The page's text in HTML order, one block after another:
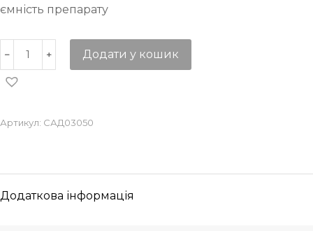
ємність препарату
Додати у кошик
Артикул: САД03050
Додаткова інформація